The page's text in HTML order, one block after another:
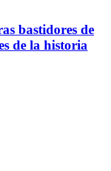
bastidores de
de la historia